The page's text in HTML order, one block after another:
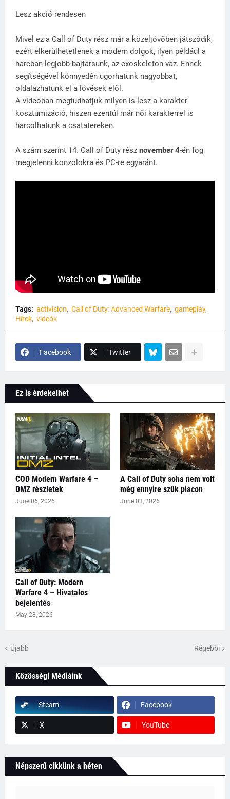
Lesz akció rendesen
Mivel ez a Call of Duty rész már a közeljövőben játszódik,
ezért elkerülhetetlenek a modern dolgok, ilyen például a
harcban legjobb bajtársunk, az exoskeleton váz. Ennek
segítségével könnyedén ugorhatunk nagyobbat,
oldalazhatunk el a lövések elől.
A videóban megtudhatjuk milyen is lesz a karakter
kosztumizáció, hiszen ezentúl már női karakterrel is
harcolhatunk a csatatereken.
A szám szerint 14. Call of Duty rész november 4-én fog
megjelenni konzolokra és PC-re egyaránt.
Tags: activision Call of Duty: Advanced Warfare gameplay
Hírek videók
Facebook Twitter
Ez is érdekelhet
COD Modern Warfare 4 –
DMZ részletek
June 06, 2026
A Call of Duty soha nem volt
még ennyire szűk piacon
June 03, 2026
Call of Duty: Modern
Warfare 4 – Hivatalos
bejelentés
May 28, 2026
Újabb Régebbi
Közösségi Médiáink
Steam Facebook
X YouTube
Népszerű cikkünk a héten